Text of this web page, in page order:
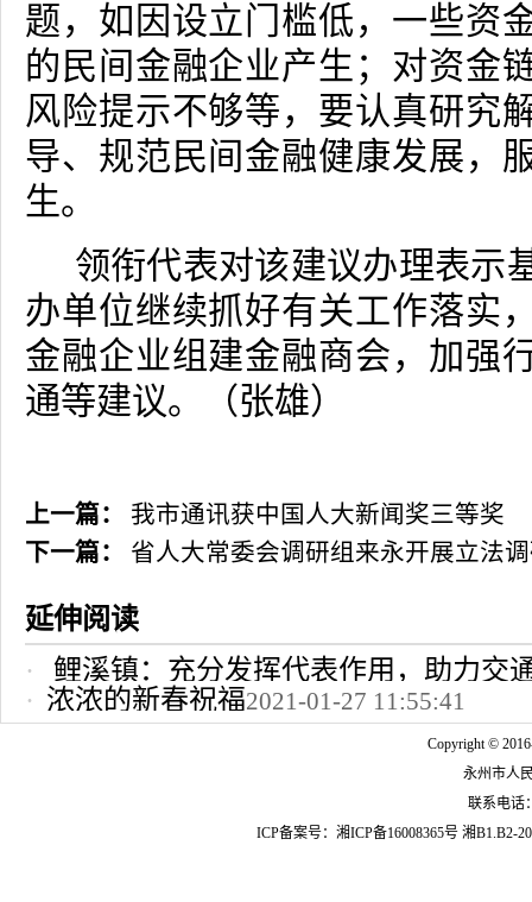
题，如因设立门槛低，一些资
的民间金融企业产生；对资金
风险提示不够等，要认真研究
导、规范民间金融健康发展，
生。
领衔代表对该建议办理表示
办单位继续抓好有关工作落实
金融企业组建金融商会，加强
通等建议。（张雄）
上一篇：
我市通讯获中国人大新闻奖三等奖
下一篇：
省人大常委会调研组来永开展立法
延伸阅读
鲤溪镇：充分发挥代表作用，助力交
2022-10-24 12:09:37
浓浓的新春祝福2021-01-27 11:55:41
Copyright ©
永州市人
联系电话
ICP备案号： 湘ICP备16008365号 湘B1.B2-